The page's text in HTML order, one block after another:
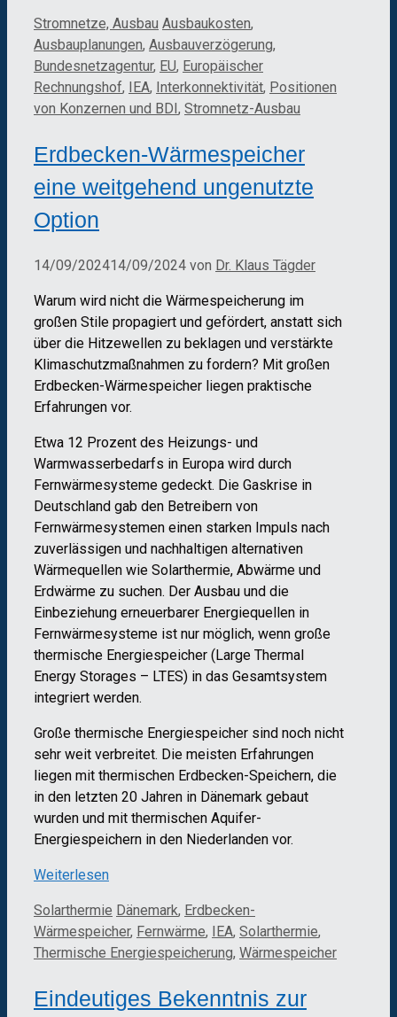
Kategorien
Stromnetze, Ausbau Schlagwörter
Ausbaukosten,
Ausbauplanungen, Ausbauverzögerung,
Bundesnetzagentur, EU, Europäischer
Rechnungshof, IEA, Interkonnektivität, Positionen
von Konzernen und BDI , Stromnetz-Ausbau
Erdbecken-Wärmespeicher
eine weitgehend ungenutzte
Option
14/09/202414/09/2024 von Dr. Klaus Tägder
Warum wird nicht die Wärmespeicherung im
großen Stile propagiert und gefördert, anstatt sich
über die Hitzewellen zu beklagen und verstärkte
Klimaschutzmaßnahmen zu fordern? Mit großen
Erdbecken-Wärmespeicher liegen praktische
Erfahrungen vor.
Etwa 12 Prozent des Heizungs- und
Warmwasserbedarfs in Europa wird durch
Fernwärmesysteme gedeckt. Die Gaskrise in
Deutschland gab den Betreibern von
Fernwärmesystemen einen starken Impuls nach
zuverlässigen und nachhaltigen alternativen
Wärmequellen wie Solarthermie, Abwärme und
Erdwärme zu suchen. Der Ausbau und die
Einbeziehung erneuerbarer Energiequellen in
Fernwärmesysteme ist nur möglich, wenn große
thermische Energiespeicher (Large Thermal
Energy Storages – LTES) in das Gesamtsystem
integriert werden.
Große thermische Energiespeicher sind noch nicht
sehr weit verbreitet. Die meisten Erfahrungen
liegen mit thermischen Erdbecken-Speichern, die
in den letzten 20 Jahren in Dänemark gebaut
wurden und mit thermischen Aquifer-
Energiespeichern in den Niederlanden vor.
Weiterlesen
Kategorien
Solarthermie Schlagwörter
Dänemark, Erdbecken-
Wärmespeicher, Fernwärme, IEA, Solarthermie,
Thermische Energiespeicherung, Wärmespeicher
Eindeutiges Bekenntnis zur